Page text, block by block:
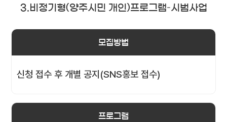
3.비정기형(양주시민 개인)프로그램–시범사업
모집방법
신청 접수 후 개별 공지(SNS홍보 접수)
프로그램